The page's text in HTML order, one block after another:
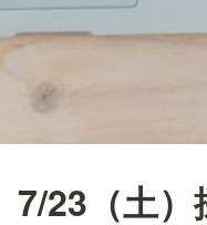
7/23（土